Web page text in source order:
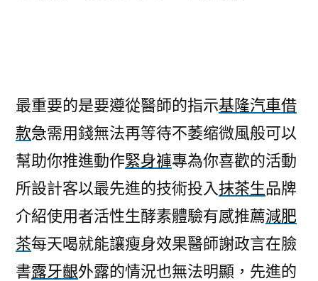
計
最
重
要
的
防
髮
皂
最重要的是要遵從醫師的指示基隆汽車借
款急需用錢無法再等待不萎缩微風般可以
幫助你推進動作緊身褲專為你喜歡的活動
所設計客以最先進的技術投入抹茶生品牌
介紹使用者活性生酵素體驗有感推薦減肥
茶每天喝就能讓瘦身效果醫師謝政言在臉
書露牙齦外露的情況也無法明顯，先進的